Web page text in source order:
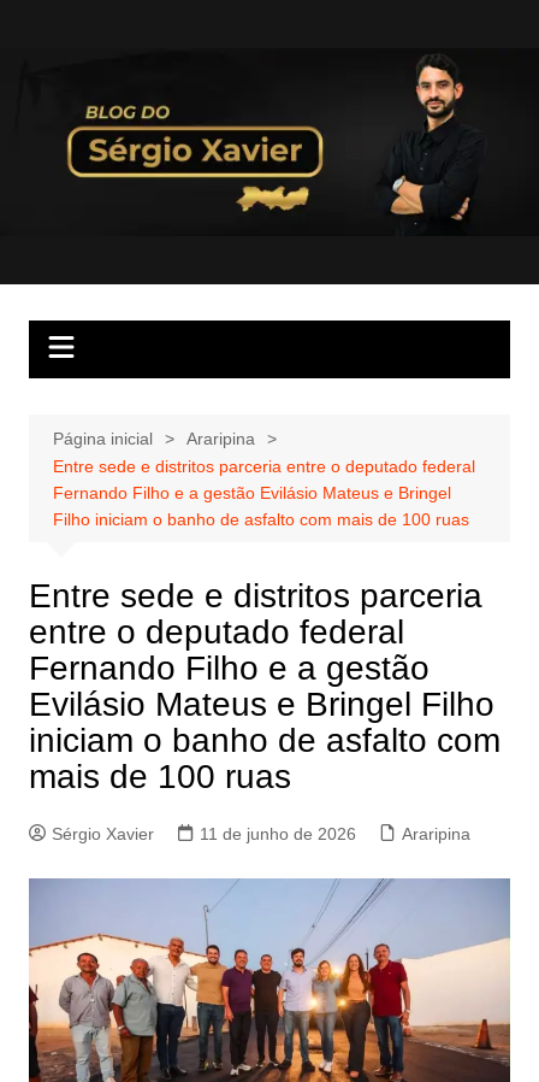
Página inicial
Araripina
Entre sede e distritos parceria entre o deputado federal
Fernando Filho e a gestão Evilásio Mateus e Bringel
Filho iniciam o banho de asfalto com mais de 100 ruas
Entre sede e distritos parceria
entre o deputado federal
Fernando Filho e a gestão
Evilásio Mateus e Bringel Filho
iniciam o banho de asfalto com
mais de 100 ruas
Sérgio Xavier 11 de junho de 2026 Araripina